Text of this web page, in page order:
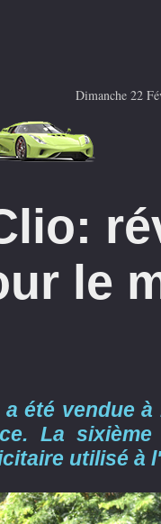
Dimanche 22
le
été vendue
La
utilisé à